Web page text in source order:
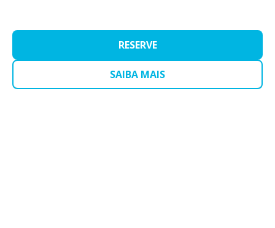
RESERVE
SAIBA MAIS